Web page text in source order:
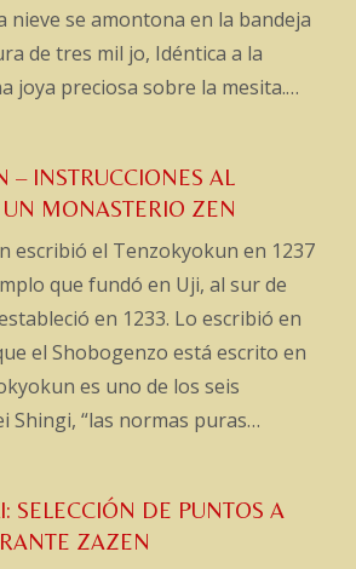
nieve se amontona en la bandeja
de tres mil jo, Idéntica a la
joya preciosa sobre la mesita.…
– INSTRUCCIONES AL
MONASTERIO ZEN
escribió el Tenzokyokun en 1237
que fundó en Uji, al sur de
en 1233. Lo escribió en
el Shobogenzo está escrito en
es uno de los seis
Shingi, “las normas puras…
SELECCIÓN DE PUNTOS A
ZAZEN